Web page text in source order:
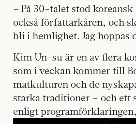
– På 30-talet stod
också författarkåren, och
bli i hemlighet. Jag
Kim Un-su är en av flera
som i veckan kommer till
matkulturen och de
starka traditioner – och ett
enligt programförklaringen,